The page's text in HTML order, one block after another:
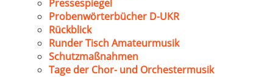
Pressespiegel
Probenwörterbücher D-UKR
Rückblick
Runder Tisch Amateurmusik
Schutzmaßnahmen
Tage der Chor- und Orchestermusik